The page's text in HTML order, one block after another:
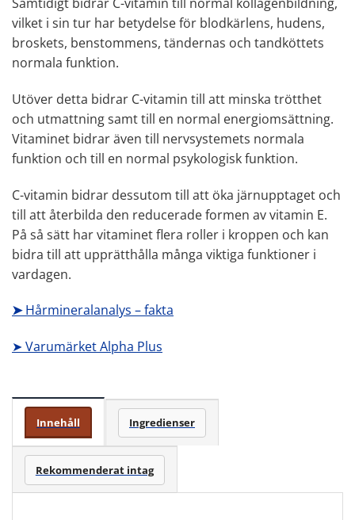
vilket i sin tur har betydelse för blodkärlens, hudens,
broskets, benstommens, tändernas och tandköttets
normala funktion.
Utöver detta bidrar C-vitamin till att minska trötthet
och utmattning samt till en normal energiomsättning.
Vitaminet bidrar även till nervsystemets normala
funktion och till en normal psykologisk funktion.
C-vitamin bidrar dessutom till att öka järnupptaget och
till att återbilda den reducerade formen av vitamin E.
På så sätt har vitaminet flera roller i kroppen och kan
bidra till att upprätthålla många viktiga funktioner i
vardagen.
➤Hårmineralanalys – fakta
➤ Varumärket Alpha Plus
Innehåll Ingredienser
Rekommenderat intag